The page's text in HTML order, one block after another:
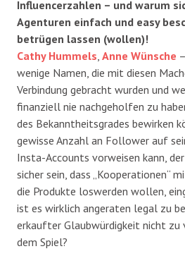
Influencerzahlen – und warum
Agenturen einfach und easy
betrügen lassen (wollen)!
Cathy Hummels, Anne Wünsche
wenige Namen, die mit diesen
Verbindung gebracht wurden und
finanziell nie nachgeholfen zu
des Bekanntheitsgrades bewirken
gewisse Anzahl an Follower auf
Insta-Accounts vorweisen kann,
sicher sein, dass „Kooperationen“
die Produkte loswerden wollen,
ist es wirklich angeraten legal zu
erkaufter Glaubwürdigkeit nicht
dem Spiel?